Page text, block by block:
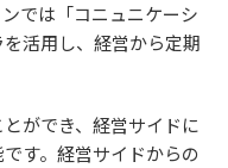
では「コニュニケーシ
活用し、経営から定期
ができ、経営サイドに
す。経営サイドからの